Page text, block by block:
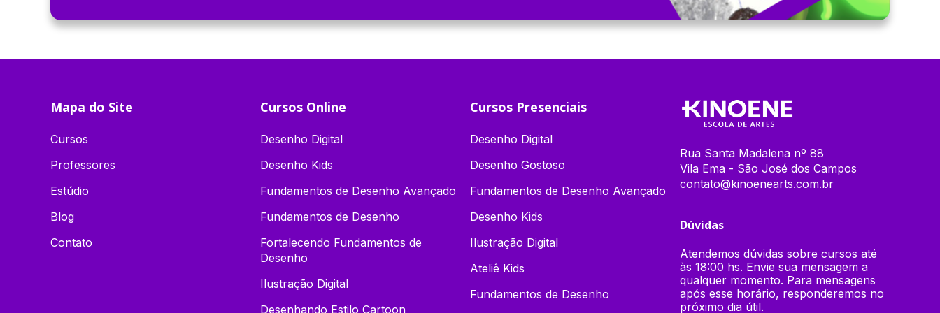
Mapa do Site
Cursos
Professores
Estúdio
Blog
Contato
Cursos Online
Desenho Digital
Desenho Kids
Fundamentos de Desenho Avançado
Fundamentos de Desenho
Fortalecendo Fundamentos de
Desenho
Ilustração Digital
Desenhando Estilo Cartoon
Cursos Presenciais
Desenho Digital
Desenho Gostoso
Fundamentos de Desenho Avançado
Desenho Kids
Ilustração Digital
Ateliê Kids
Fundamentos de Desenho
Rua Santa Madalena nº 88
Vila Ema - São José dos Campos
contato@kinoenearts.com.br
Dúvidas
Atendemos dúvidas sobre cursos até
às 18:00 hs. Envie sua mensagem a
qualquer momento. Para mensagens
após esse horário, responderemos no
próximo dia útil.